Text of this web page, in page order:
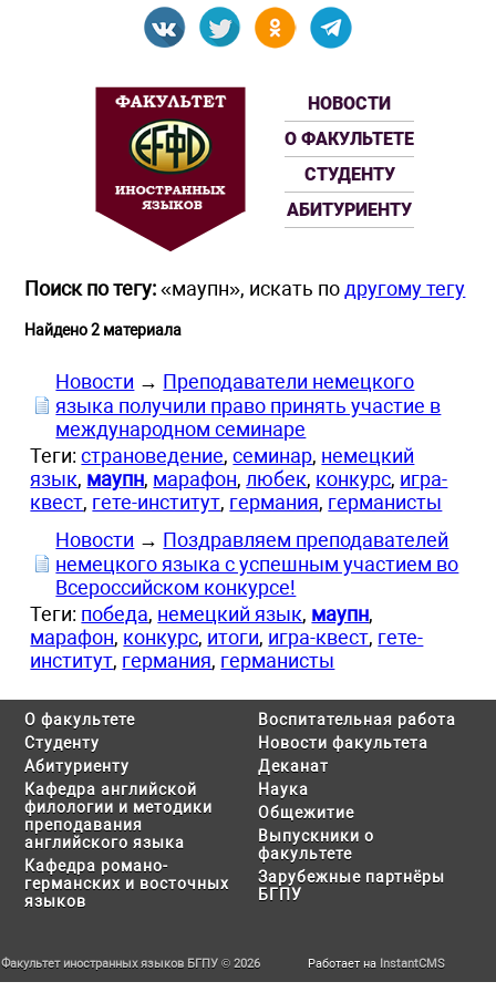
НОВОСТИ
О ФАКУЛЬТЕТЕ
СТУДЕНТУ
АБИТУРИЕНТУ
Поиск по тегу:«маупн», искать по другому тегу
Найдено 2 материала
Новости → Преподаватели немецкого
языка получили право принять участие в
международном семинаре
Теги:страноведение,семинар, немецкий
язык, маупн, марафон, любек, конкурс, игра-
квест, гете-институт, германия, германисты
Новости → Поздравляем преподавателей
немецкого языка с успешным участием во
Всероссийском конкурсе!
Теги: победа, немецкий язык, маупн,
марафон, конкурс, итоги, игра-квест, гете-
институт, германия, германисты
О факультете
Студенту
Абитуриенту
Кафедра английской
филологии и методики
преподавания
английского языка
Кафедра романо-
германских и восточных
языков
Воспитательная работа
Новости факультета
Деканат
Наука
Общежитие
Выпускники о
факультете
Зарубежные партнёры
БГПУ
Факультет иностранных языков БГПУ © 2026 Работает на InstantCMS